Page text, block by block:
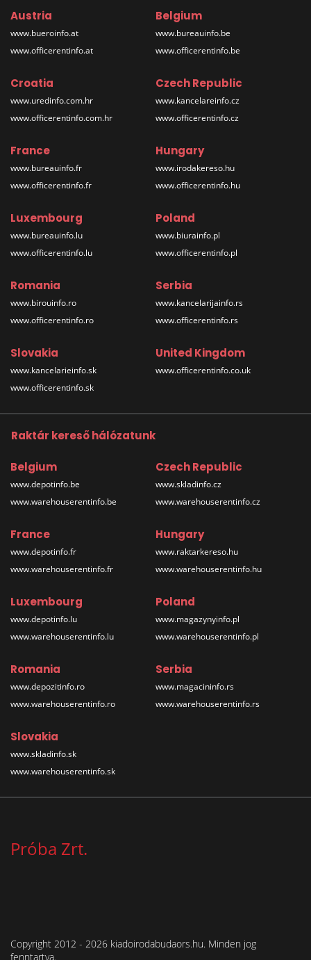
Austria
www.bueroinfo.at
www.officerentinfo.at
Belgium
www.bureauinfo.be
www.officerentinfo.be
Croatia
www.uredinfo.com.hr
www.officerentinfo.com.hr
Czech Republic
www.kancelareinfo.cz
www.officerentinfo.cz
France
www.bureauinfo.fr
www.officerentinfo.fr
Hungary
www.irodakereso.hu
www.officerentinfo.hu
Luxembourg
www.bureauinfo.lu
www.officerentinfo.lu
Poland
www.biurainfo.pl
www.officerentinfo.pl
Romania
www.birouinfo.ro
www.officerentinfo.ro
Serbia
www.kancelarijainfo.rs
www.officerentinfo.rs
Slovakia
www.kancelarieinfo.sk
www.officerentinfo.sk
United Kingdom
www.officerentinfo.co.uk
Raktár kereső hálózatunk
Belgium
www.depotinfo.be
www.warehouserentinfo.be
Czech Republic
www.skladinfo.cz
www.warehouserentinfo.cz
France
www.depotinfo.fr
www.warehouserentinfo.fr
Hungary
www.raktarkereso.hu
www.warehouserentinfo.hu
Luxembourg
www.depotinfo.lu
www.warehouserentinfo.lu
Poland
www.magazynyinfo.pl
www.warehouserentinfo.pl
Romania
www.depozitinfo.ro
www.warehouserentinfo.ro
Serbia
www.magacininfo.rs
www.warehouserentinfo.rs
Slovakia
www.skladinfo.sk
www.warehouserentinfo.sk
Próba Zrt.
Copyright 2012 - 2026 kiadoirodabudaors.hu. Minden jog
fenntartva.